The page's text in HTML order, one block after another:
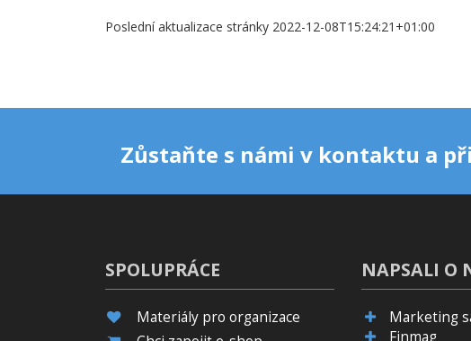
Poslední aktualizace stránky 2022-12-08T15:24:21+01:00
Zůstaňte s námi v kontaktu a
SPOLUPRÁCE
Materiály pro organizace
NAPSALI O
Marketing
Finmag